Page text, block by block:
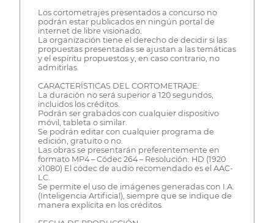
Los cortometrajes presentados a concurso no
podrán estar publicados en ningún portal de
internet de libre visionado.
La organización tiene el derecho de decidir si las
propuestas presentadas se ajustan a las temáticas
y el espíritu propuestos y, en caso contrario, no
admitirlas.
CARACTERÍSTICAS DEL CORTOMETRAJE:
La duración no será superior a 120 segundos,
incluidos los créditos.
Podrán ser grabados con cualquier dispositivo
móvil, tableta o similar.
Se podrán editar con cualquier programa de
edición, gratuito o no.
Las obras se presentarán preferentemente en
formato MP4 – Códec 264 – Resolución: HD (1920
x1080) El códec de audio recomendado es el AAC-
LC.
Se permite el uso de imágenes generadas con I.A.
(Inteligencia Artificial), siempre que se indique de
manera explícita en los créditos.